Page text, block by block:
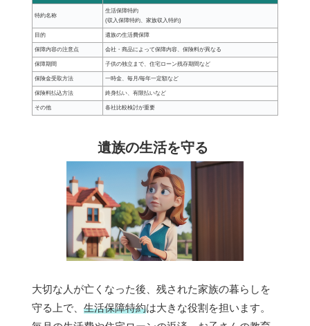
特約名称
生活保障特約
(収入保障特約、家族収入特約)
目的 遺族の生活費保障
保障内容の注意点 会社・商品によって保障内容、保険料が異なる
保障期間 子供の独立まで、住宅ローン残存期間など
保険金受取方法 一時金、毎月/毎年一定額など
保険料払込方法 終身払い、有限払いなど
その他 各社比較検討が重要
遺族の生活を守る
大切な人が亡くなった後、残された家族の暮らしを
守る上で、 生活保障特約は大きな役割を担います。